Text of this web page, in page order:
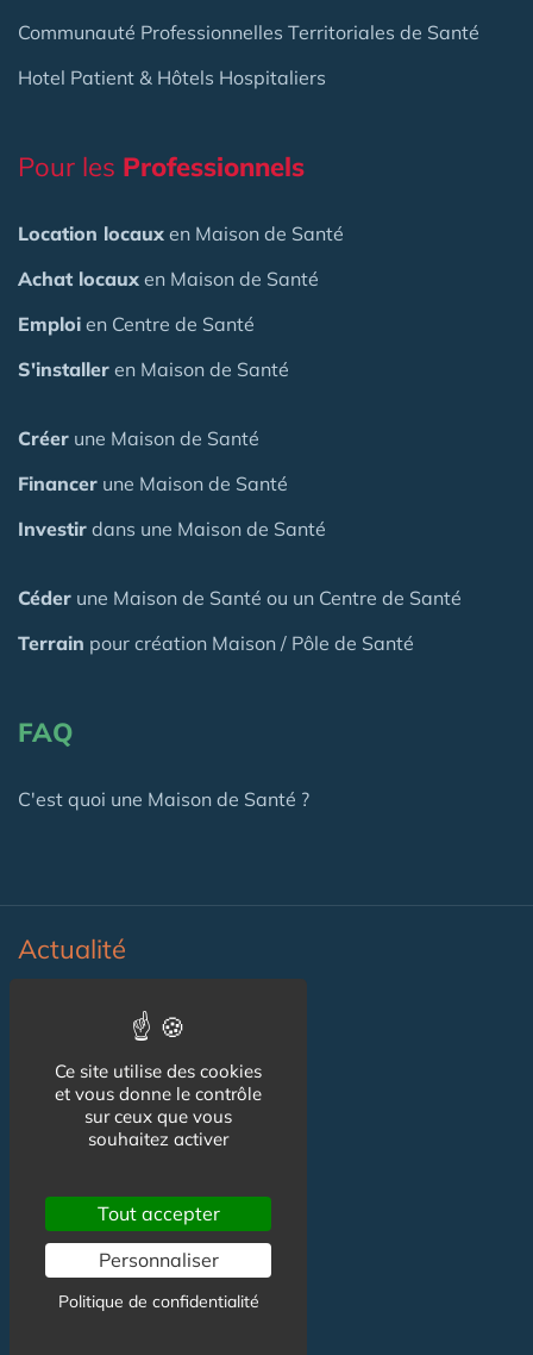
Communauté Professionnelles Territoriales de Santé
Hotel Patient & Hôtels Hospitaliers
Pour les Professionnels
Location locaux en Maison de Santé
Achat locaux en Maison de Santé
Emploi en Centre de Santé
S'installer en Maison de Santé
Créer une Maison de Santé
Financer une Maison de Santé
Investir dans une Maison de Santé
Céder une Maison de Santé ou un Centre de Santé
Terrain pour création Maison / Pôle de Santé
FAQ
C'est quoi une Maison de Santé ?
Actualité
Actualité Maison de Santé
Agenda Maison de Santé
Flux RSS
Newsletter
Reseaux Sociaux
Facebook
Ce site utilise des cookies
et vous donne le contrôle
sur ceux que vous
souhaitez activer
Tout accepter
Personnaliser
Politique de confidentialité